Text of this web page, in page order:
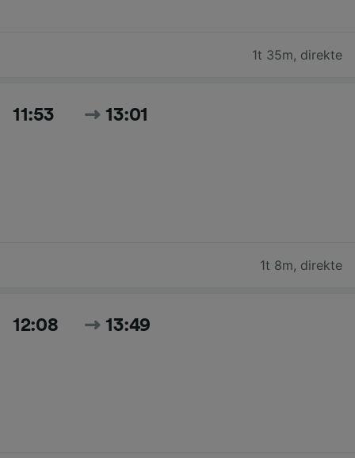
1t 35m, direkte
11:53 13:01
1t 8m, direkte
12:08 13:49